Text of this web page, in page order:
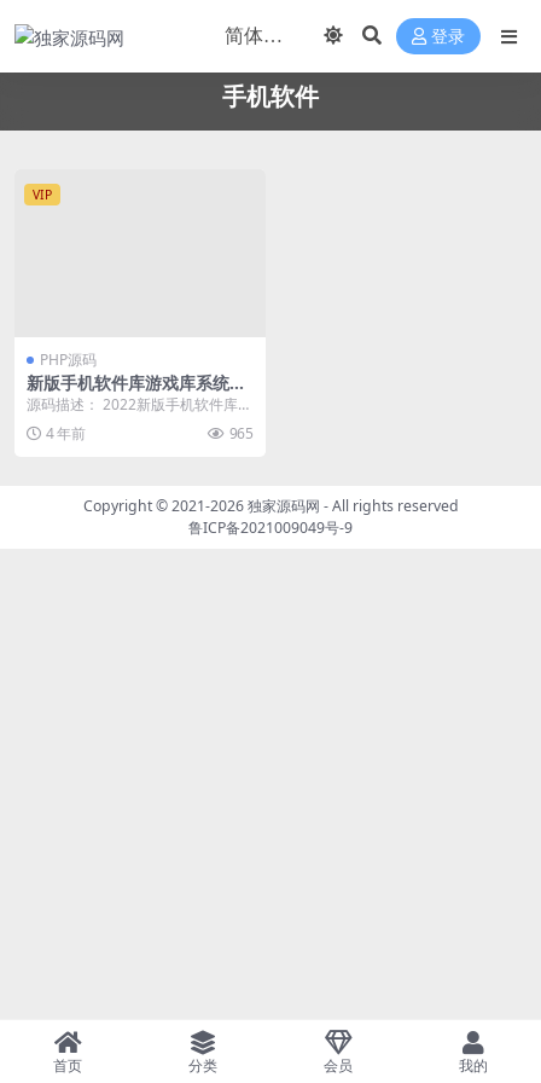
登录
手机软件
VIP
PHP源码
新版手机软件库游戏库系统源
码_软件下载系统
源码描述： 2022新版手机软件库游
戏库系统源码_软件下载系统 带卡密
功能,功能...
4 年前 965
Copyright © 2021-2026独家源码网 - All rights reserved
鲁ICP备2021009049号-9
首页 分类 会员 我的